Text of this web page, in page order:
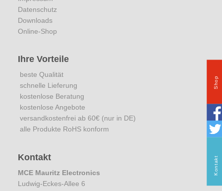
Datenschutz
Downloads
Online-Shop
Ihre Vorteile
beste Qualität
schnelle Lieferung
kostenlose Beratung
kostenlose Angebote
versandkostenfrei ab 60€ (nur in DE)
alle Produkte RoHS konform
Kontakt
MCE Mauritz Electronics
Ludwig-Eckes-Allee 6
Shop
Kontakt